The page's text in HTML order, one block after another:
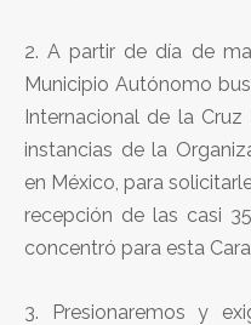
2. A partir de día de
Municipio Autónomo
Internacional de la
instancias de la
en México, para
recepción de las casi
concentró para esta
3. Presionaremos y